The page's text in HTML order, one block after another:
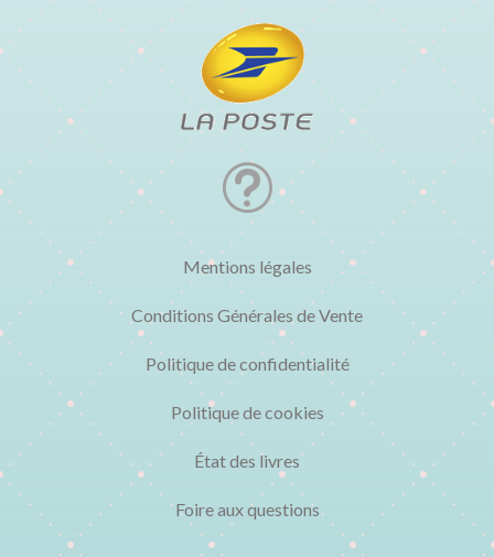
t
Mentions légales
Conditions Générales de Vente
Politique de confidentialité
Politique de cookies
État des livres
Foire aux questions